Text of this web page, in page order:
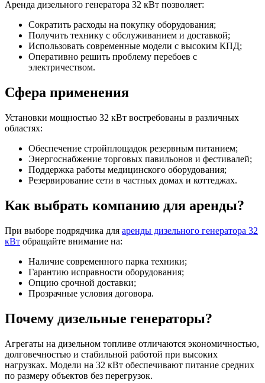
Аренда дизельного генератора 32 кВт позволяет:
Сократить расходы на покупку оборудования;
Получить технику с обслуживанием и доставкой;
Использовать современные модели с высоким КПД;
Оперативно решить проблему перебоев с
электричеством.
Сфера применения
Установки мощностью 32 кВт востребованы в различных
областях:
Обеспечение стройплощадок резервным питанием;
Энергоснабжение торговых павильонов и фестивалей;
Поддержка работы медицинского оборудования;
Резервирование сети в частных домах и коттеджах.
Как выбрать компанию для аренды?
При выборе подрядчика для аренды дизельного генератора 32
кВт обращайте внимание на:
Наличие современного парка техники;
Гарантию исправности оборудования;
Опцию срочной доставки;
Прозрачные условия договора.
Почему дизельные генераторы?
Агрегаты на дизельном топливе отличаются экономичностью,
долговечностью и стабильной работой при высоких
нагрузках. Модели на 32 кВт обеспечивают питание средних
по размеру объектов без перегрузок.